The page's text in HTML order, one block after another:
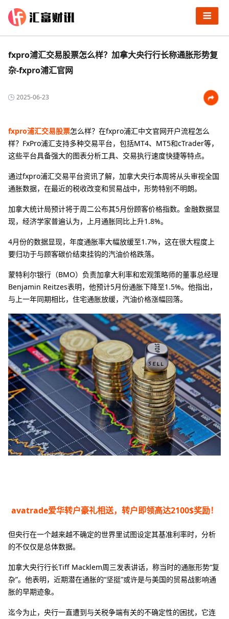
fxpro浦汇交易股票怎么样？加拿大央行行长称通胀形势复
杂-fxpro浦汇官网
2025-06-23
fxpro浦汇交易股票怎么样？在fxpro浦汇中文官网开户流程怎么
样？FxPro浦汇支持多种交易平台，包括MT4、MT5和cTrader等，
这些平台具备强大的图表分析工具、交易执行速度快捷等特点。
通过fxpro浦汇交易平台资讯了解，加拿大央行本周将从头审视全国
通胀数据，在最近的税收改变和贸易战中，形势特别不明朗。
加拿大统计局预计将于周二公布其5月份顾客价格指数。金融数据显
现，经济学家普遍认为，上月通胀同比上升1.8%。
4月份的数据显现，年度通胀率大幅放缓至1.7%，这在很大程度上
要归功于与顾客碳价结束挂钩的汽油价格跌落。
蒙特利尔银行（BMO）负责加拿大利率和宏观策略师的董事总经理
Benjamin Reitzes表明，他预计5月份通胀下降至1.5%。他指出，
与上一年同期相比，住宅通胀放缓，汽油价格涨幅回落。
avatrade爱华转户豪礼相送，转户即领高达2100$奖励！
但央行在一个越来越不确定的世界里试图设定其基准利率时，分析
的不仅仅是总体数据。
加拿大央行行长Tiff Macklem周三发表讲话，称当时的通胀形势“复
杂”。他表明，近期潜在通胀的“坚挺”或许是与美国的贸易战影响通
胀的早期迹象。
迄今为止，央行一直遭到与关税争端有关的不确定性的困扰，它连